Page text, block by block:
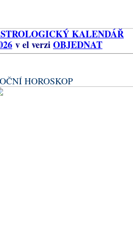
KALENDÁŘ
v el verziOBJEDNAT
HOROSKOP